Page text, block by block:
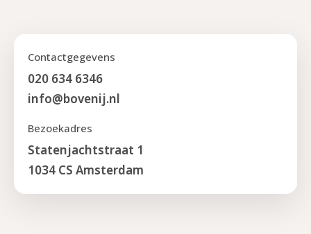
Contactgegevens
020 634 6346
info@bovenij.nl
Bezoekadres
Statenjachtstraat 1
1034 CS Amsterdam